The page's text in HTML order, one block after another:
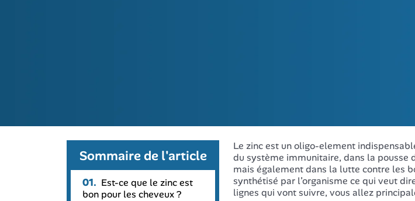
Le zinc est un oligo-element
du système immunitaire, dans la pousse
mais également dans la lutte contre les
synthétisé par l’organisme ce qui veut
lignes qui vont suivre, vous allez
Sommaire de l'article
01. Est-ce que le zinc est
bon pour les cheveux ?